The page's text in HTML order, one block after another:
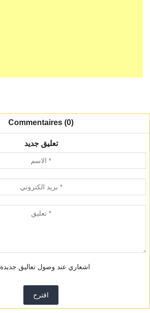
Commentaires (0)
تعليق جديد
اشعاري عند وصول تعاليق جديدة
اقترح